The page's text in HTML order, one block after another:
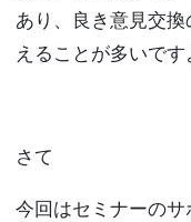
あり、良き意見交
えることが多いです
さて
今回はセミナーの